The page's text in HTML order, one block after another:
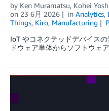
by Ken Muramatsu, Kohei
on 23 6月 2026 in Analytics,
Things, Kiro, Manufacturing
IoT やコネクテッドデバイス
ドウェア単体からソフトウ